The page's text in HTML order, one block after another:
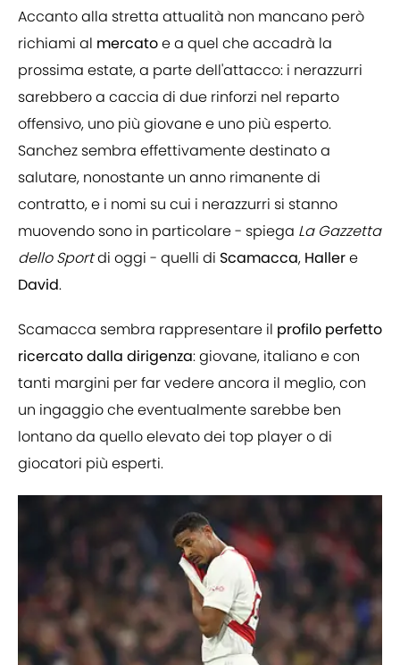
Accanto alla stretta attualità non mancano però
richiami al mercatoe a quel che accadrà la
prossima estate, a parte dell'attacco: i nerazzurri
sarebbero a caccia di due rinforzi nel reparto
offensivo, uno più giovane e uno più esperto.
Sanchez sembra effettivamente destinato a
salutare, nonostante un anno rimanente di
contratto, e i nomi su cui i nerazzurri si stanno
muovendo sono in particolare - spiega La Gazzetta
dello Sportdi oggi - quelli di Scamacca, Hallere
David.
Scamacca sembra rappresentare il profilo perfetto
ricercato dalla dirigenza: giovane, italiano e con
tanti margini per far vedere ancora il meglio, con
un ingaggio che eventualmente sarebbe ben
lontano da quello elevato dei top player o di
giocatori più esperti.